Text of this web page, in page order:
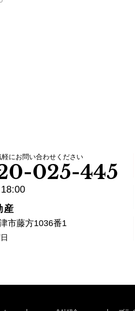
にお問い合わせください
025-445
産
市藤方1036番1